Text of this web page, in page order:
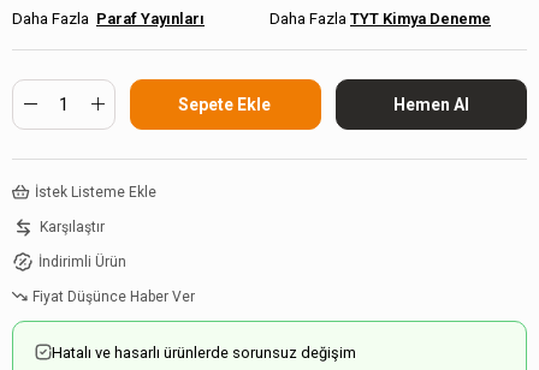
Paraf Yayınları TYT Kimya Deneme
İstek Listeme Ekle
Karşılaştır
İndirimli Ürün
Fiyat Düşünce Haber Ver
Hatalı ve hasarlı ürünlerde sorunsuz değişim